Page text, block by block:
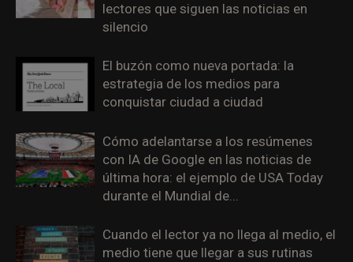
lectores que siguen las noticias en
silencio
El buzón como nueva portada: la
estrategia de los medios para
conquistar ciudad a ciudad
Cómo adelantarse a los resúmenes
con IA de Google en las noticias de
última hora: el ejemplo de USA Today
durante el Mundial de...
Cuando el lector ya no llega al medio, el
medio tiene que llegar a sus rutinas